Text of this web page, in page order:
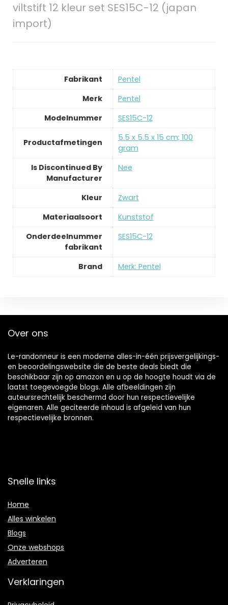
viltstift 12 kleur set SES15C-12 (japan
import)
Fabrikant
‎Pentel
Merk
‎Pentel
Modelnummer
‎SES15C-12
Productafmetingen
‎5.5 x 5.5 x 15 cm; 100
gram
Is Discontinued By
Manufacturer
‎Nee
Kleur
‎Zwart
Materiaalsoort
‎Kunststof
Onderdeelnummer
fabrikant
‎SES15C-12
Brand Merk: Pentel
Over ons
Le-randonneur is een moderne alles-in-één prijsvergelijkings-
en beoordelingswebsite die de beste deals biedt die
beschikbaar zijn op amazon en u op de hoogte houdt via de
laatst toegevoegde blogs. Alle afbeeldingen zijn
auteursrechtelijk beschermd door hun respectievelijke
eigenaren. Alle geciteerde inhoud is afgeleid van hun
respectievelijke bronnen.
Snelle links
Home
Alles winkelen
Blogs
Onze webshops
Adverteren
Verklaringen